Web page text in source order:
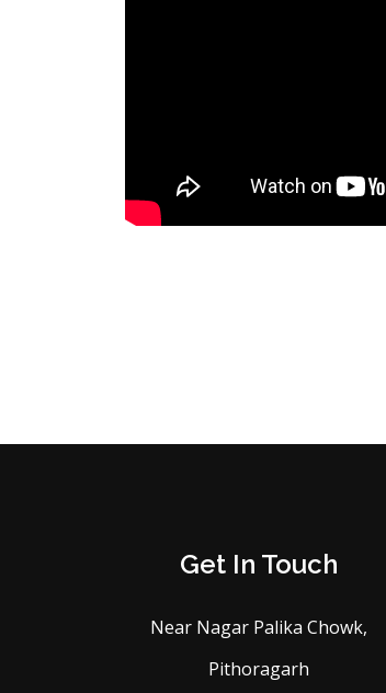
Get In Touch
Near Nagar Palika Chowk,
Pithoragarh